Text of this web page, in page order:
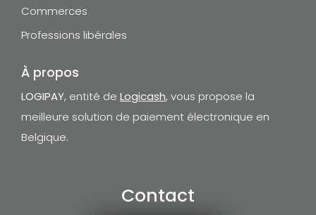
Commerces
Professions libérales
À propos
LOGIPAY, entité de Logicash, vous propose la
meilleure solution de paiement électronique en
Belgique.
Contact